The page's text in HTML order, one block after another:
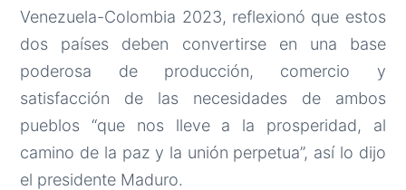
Venezuela-Colombia 2023, reflexionó que estos
dos países deben convertirse en una base
poderosa de producción, comercio y
satisfacción de las necesidades de ambos
pueblos “que nos lleve a la prosperidad, al
camino de la paz y la unión perpetua”, así lo dijo
el presidente Maduro.